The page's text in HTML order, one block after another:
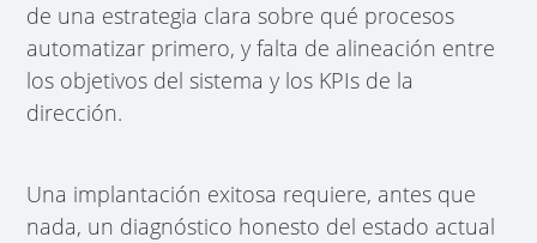
de una estrategia clara sobre qué procesos
automatizar primero, y falta de alineación entre
los objetivos del sistema y los KPIs de la
dirección.
Una implantación exitosa requiere, antes que
nada, un diagnóstico honesto del estado actual